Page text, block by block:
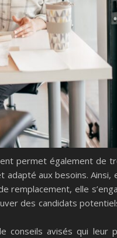
permet également de
aux besoins.
elle
des candidats
conseils avisés qui